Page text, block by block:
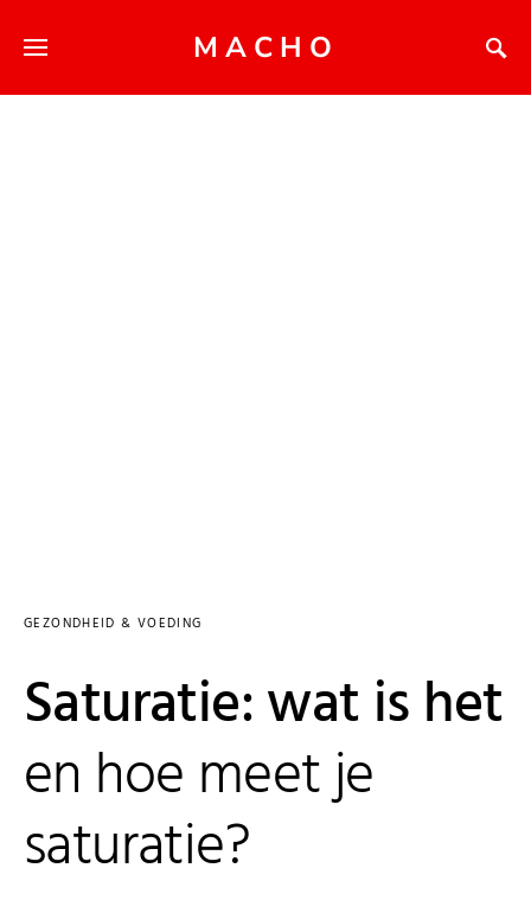
MACHO
GEZONDHEID & VOEDING
Saturatie: wat is het
en hoe meet je
saturatie?